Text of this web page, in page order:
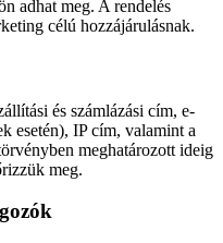
adhat meg. A rendelés
célú hozzájárulásnak.
és számlázási cím, e-
esetén), IP cím, valamint a
meghatározott ideig
meg.